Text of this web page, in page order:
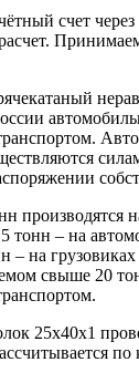
счет через
производятся
тонн – на
– на
свыше 20
25х40х1